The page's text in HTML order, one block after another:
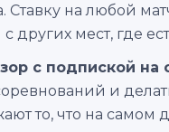
Ставку на любой
других мест, где
с подпиской на
и
то, что на самом